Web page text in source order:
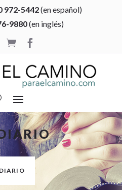
972-5442(en español)
9880(en inglés)
 